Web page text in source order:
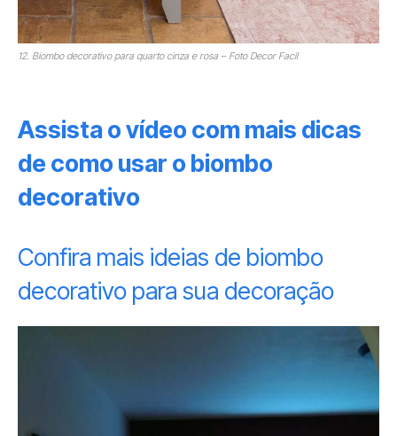
12. Biombo decorativo para quarto cinza e rosa – Foto Decor Facil
Assista o vídeo com mais dicas
de como usar o biombo
decorativo
Confira mais ideias de biombo
decorativo para sua decoração